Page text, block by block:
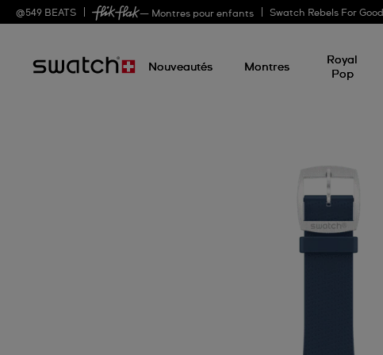
@549 BEATS — Montres pour enfants Swatch Rebels For Good
Nouveautés Montres
Royal
Pop